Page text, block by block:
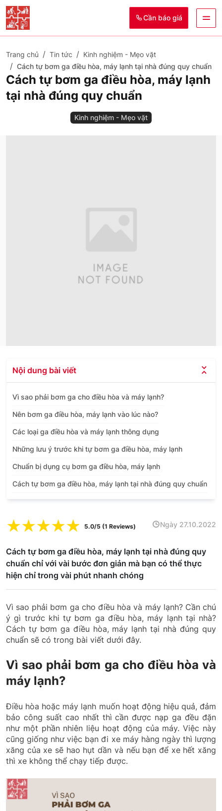
Cần báo giá
Trang chủ Tin tức
Kinh nghiệm - Mẹo vặt
Cách tự bơm ga điều hòa, máy lạnh tại nhà đúng quy chuẩn
Cách tự bơm ga điều hòa, máy lạnh
tại nhà đúng quy chuẩn
Kinh nghiệm - Mẹo vặt
☆
☆
☆
☆
☆ 5.0/5 (1 Reviews) Ngày 27.10.2022
Cách tự bơm ga điều hòa, máy lạnh tại nhà đúng quy
chuẩn chỉ với vài bước đơn giản mà bạn có thể thực
hiện chỉ trong vài phút nhanh chóng
Vì sao phải bơm ga cho điều hòa và máy lạnh? Cần chú
ý gì trước khi tự bơm ga điều hòa, máy lạnh tại nhà?
Cách tự bơm ga điều hòa, máy lạnh tại nhà đúng quy
chuẩn sẽ có trong bài viết dưới đây.
Vì sao phải bơm ga cho điều hòa và
máy lạnh?
Điều hòa hoặc máy lạnh muốn hoạt động hiệu quả, đảm
bảo công suất cao nhất thì cần được nạp ga đều đặn
như một phần nhiên liệu hoạt động của máy. Việc này
cũng giống như việc bạn đi xe máy hàng ngày thì lượng
xăng của xe sẽ hao hụt dần và nếu bạn để xe hết xăng
thì xe không thể chạy tiếp được.
Nội dung bài viết
Vì sao phải bơm ga cho điều hòa và máy lạnh?
Nên bơm ga điều hòa, máy lạnh vào lúc nào?
Các loại ga điều hòa và máy lạnh thông dụng
Những lưu ý trước khi tự bơm ga điều hòa, máy lạnh
Chuẩn bị dụng cụ bơm ga điều hòa, máy lạnh
Cách tự bơm ga điều hòa, máy lạnh tại nhà đúng quy chuẩn